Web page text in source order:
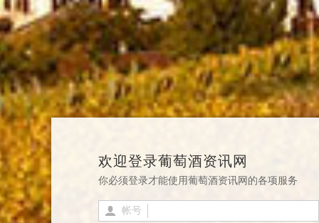
欢迎登录葡萄酒资讯网
你必须登录才能使用葡萄酒资讯网的各项服务
帐号